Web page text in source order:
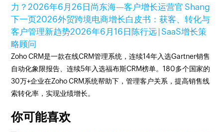
力？2026年6月26日 尚东海—客户增长运营官 Shang
下一页2026外贸跨境电商增长白皮书：获客、转化与
客户管理新趋势2026年6月16日 陈行远 | SaaS增长策
略顾问
Zoho CRM是一款在线CRM管理系统，连续14年入选Gartner销售
自动化象限报告、连续5年入选福布斯CRM榜单。180多个国家的
30万+企业在Zoho CRM系统帮助下，管理客户关系，提高销售线
索转化率，实现业绩增长。
你可能喜欢